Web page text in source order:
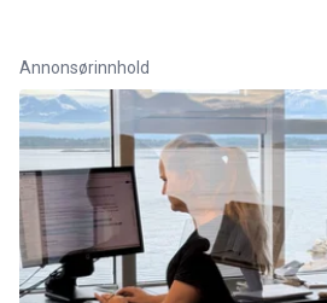
Annonsørinnhold